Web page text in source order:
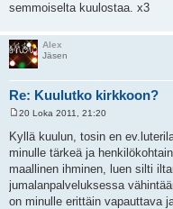
semmoiselta kuulostaa. x3
Alex
Jäsen
Re: Kuulutko kirkkoon?
e
s
i
20 Loka 2011, 21:20
Kyllä kuulun, tosin en
minulle tärkeä ja
maallinen ihminen, luen silti
jumalanpalveluksessa
on minulle erittäin vapauttava